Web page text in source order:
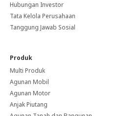
Hubungan Investor
Tata Kelola Perusahaan
Tanggung Jawab Sosial
Produk
Multi Produk
Agunan Mobil
Agunan Motor
Anjak Piutang